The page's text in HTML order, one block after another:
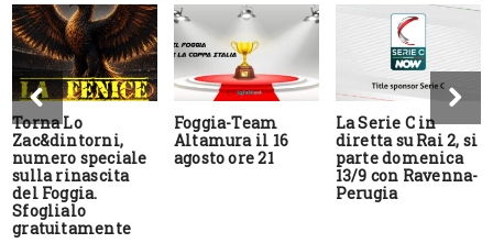
Torna Lo
Zac&dintorni,
numero speciale
sulla rinascita
del Foggia.
Sfoglialo
gratuitamente
Foggia-Team
Altamura il 16
agosto ore 21
La Serie C in
diretta su Rai 2, si
parte domenica
13/9 con Ravenna-
Perugia